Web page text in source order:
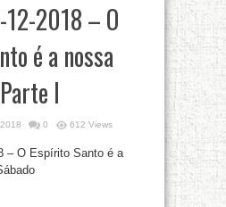
12-2018 – O
é a nossa
I
0 612 Views
– O Espírito Santo é a